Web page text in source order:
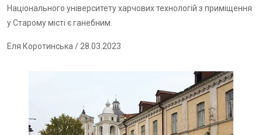
Національного університету харчових технологій з приміщення
у Старому місті є ганебним.
Еля Коротинська / 28.03.2023